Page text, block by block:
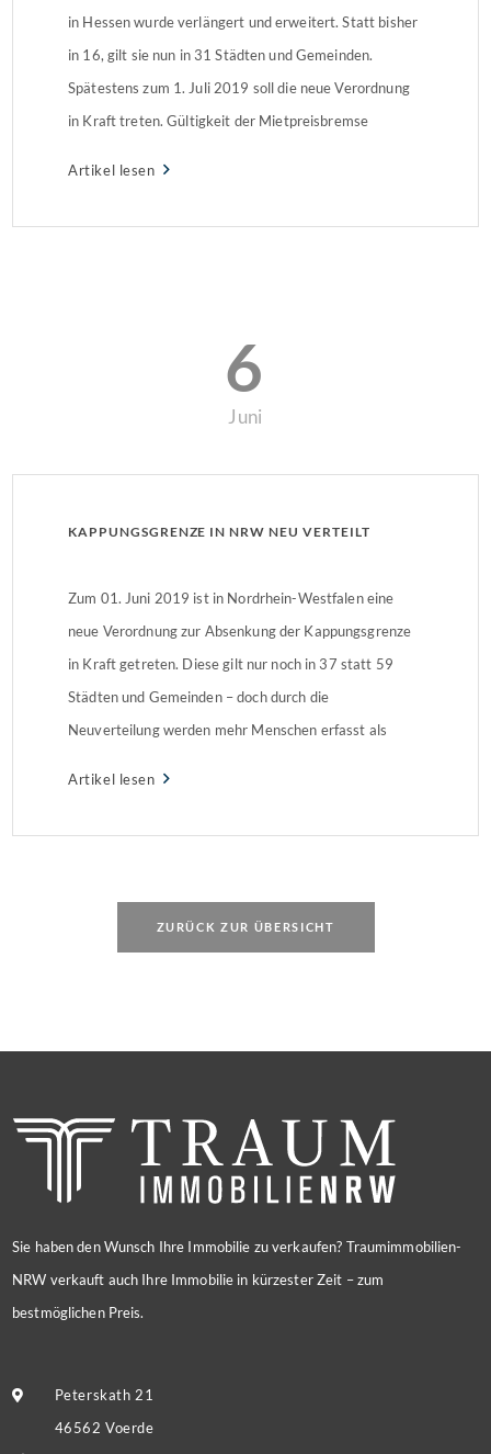
in Hessen wurde verlängert und erweitert. Statt bisher
in 16, gilt sie nun in 31 Städten und Gemeinden.
Spätestens zum 1. Juli 2019 soll die neue Verordnung
in Kraft treten. Gültigkeit der Mietpreisbremse
Artikel lesen
6
Juni
KAPPUNGSGRENZE IN NRW NEU VERTEILT
Zum 01. Juni 2019 ist in Nordrhein-Westfalen eine
neue Verordnung zur Absenkung der Kappungsgrenze
in Kraft getreten. Diese gilt nur noch in 37 statt 59
Städten und Gemeinden – doch durch die
Neuverteilung werden mehr Menschen erfasst als
Artikel lesen
ZURÜCK ZUR ÜBERSICHT
Sie haben den Wunsch Ihre Immobilie zu verkaufen? Traumimmobilien-
NRW verkauft auch Ihre Immobilie in kürzester Zeit – zum
bestmöglichen Preis.
Peterskath 21
46562 Voerde